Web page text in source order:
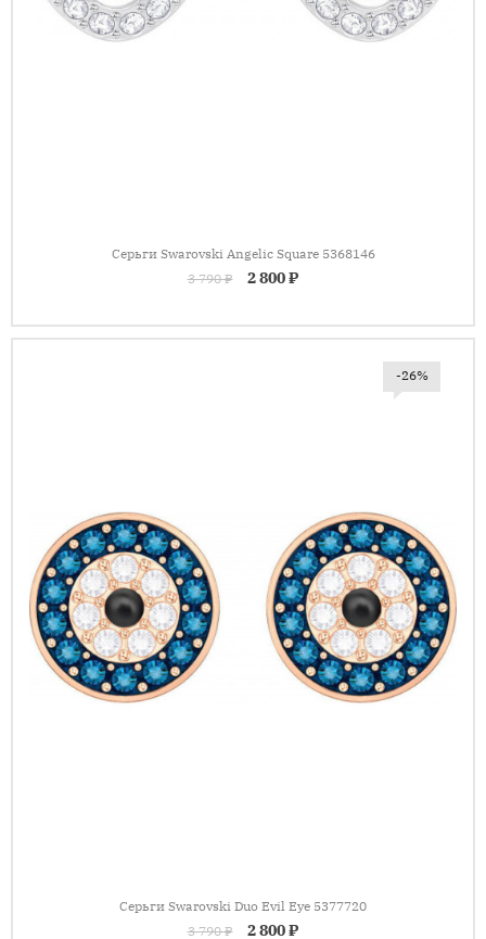
Серьги Swarovski Angelic Square 5368146
3 790 ₽
2 800 ₽
-26%
Серьги Swarovski Duo Evil Eye 5377720
3 790 ₽
2 800 ₽